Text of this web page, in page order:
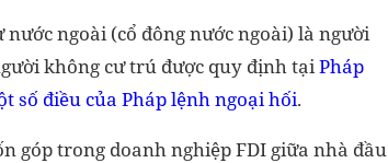
ngoài (cổ đông nước ngoài) là người
không cư trú được quy định tạiPháp
số điều của Pháp lệnh ngoại hối.
góp trong doanh nghiệp FDI giữa nhà đầu